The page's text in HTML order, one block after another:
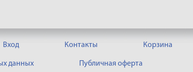
Вход Контакты Корзина
данных Публичная оферта